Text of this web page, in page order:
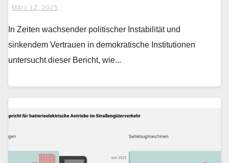
März 12, 2025
In Zeiten wachsender politischer Instabilität und
sinkendem Vertrauen in demokratische Institutionen
untersucht dieser Bericht, wie...